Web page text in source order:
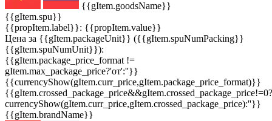
{{gItem.goodsName}}
{{gItem.spu}}
{{propItem.label}}: {{propItem.value}}
Цена за {{gItem.packageUnit}} ({{gItem.spuNumPacking}}
{{gItem.spuNumUnit}}):
{{gItem.package_price_format !=
gItem.max_package_price?'от':''}}
{{currencyShow(gItem.curr_price,gItem.package_price_format)}}
{{gItem.crossed_package_price&&gItem.crossed_package_price!=0?
currencyShow(gItem.curr_price,gItem.crossed_package_price):''}}
{{gItem.brandName}}